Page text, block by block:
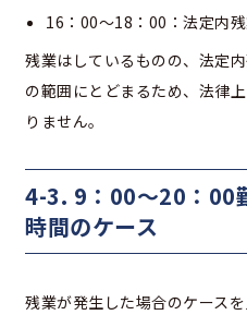
16：00～18：00：法定内
残業はしているものの、法定
の範囲にとどまるため、法律
りません。
4-3. 9：00～20：00
時間のケース
残業が発生した場合のケースを